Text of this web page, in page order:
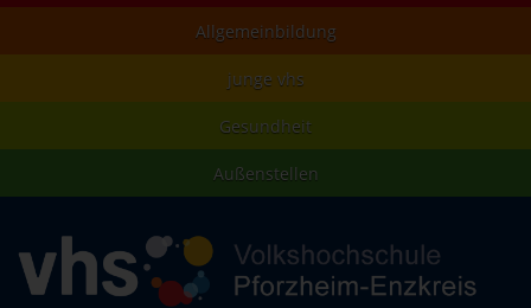
Allgemeinbildung
junge vhs
Gesundheit
Außenstellen